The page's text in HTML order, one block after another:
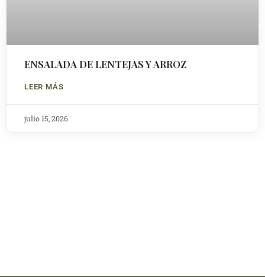
ENSALADA DE LENTEJAS Y ARROZ
LEER MÁS
julio 15, 2026